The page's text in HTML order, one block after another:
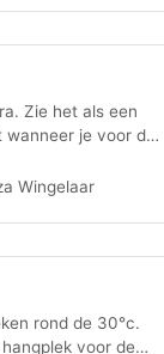
Zie het als een
je voor de
Wingelaar
rond de 30°c.
voor de